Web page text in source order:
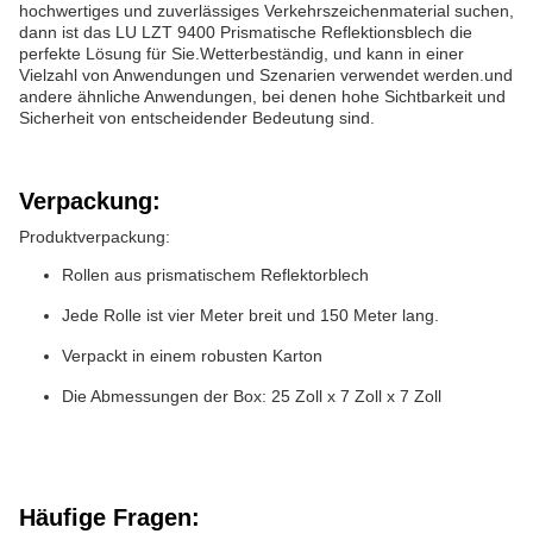
hochwertiges und zuverlässiges Verkehrszeichenmaterial suchen,
dann ist das LU LZT 9400 Prismatische Reflektionsblech die
perfekte Lösung für Sie.Wetterbeständig, und kann in einer
Vielzahl von Anwendungen und Szenarien verwendet werden.und
andere ähnliche Anwendungen, bei denen hohe Sichtbarkeit und
Sicherheit von entscheidender Bedeutung sind.
Verpackung:
Produktverpackung:
Rollen aus prismatischem Reflektorblech
Jede Rolle ist vier Meter breit und 150 Meter lang.
Verpackt in einem robusten Karton
Die Abmessungen der Box: 25 Zoll x 7 Zoll x 7 Zoll
Häufige Fragen: